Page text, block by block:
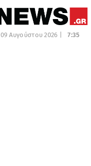
09 Αυγούστου 2026 | 7:35